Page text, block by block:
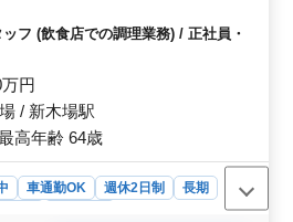
スタイルに合わせた柔軟な働き
定した勤務が期待できます。
け ・仕込み ・食器洗浄、清掃 ・厨
・調理補助 マイカー通勤OK。毎日
ベテラン料理人も活躍中。 今まで
活かして、厨房で活躍してみません
フ (飲食店での調理業務) / 正社員・
万円
/ 新木場駅
高年齢 64歳
車通勤OK 週休2日制
長期